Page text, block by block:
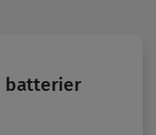
batterier